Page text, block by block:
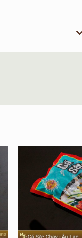
chay lựa chọn.
có hình dáng giống
dai ngọt tự nhiên.
CAM KẾTcung